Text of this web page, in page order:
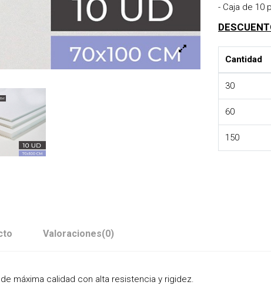
- Caja de 10
Cantidad
30
60
150
Valoraciones(0)
máxima calidad con alta resistencia y rigidez.